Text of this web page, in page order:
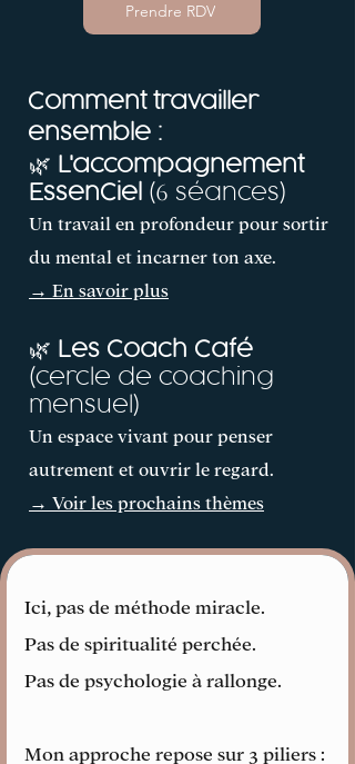
Prendre RDV
Comment travailler
ensemble :
🌿 L'accompagnement
EssenCiel (6 séances)
Un travail en profondeur pour sortir
du mental et incarner ton axe.
→ En savoir plus
🌿 Les Coach Café
(cercle de coaching
mensuel)
Un espace vivant pour penser
autrement et ouvrir le regard.
→ Voir les prochains thèmes
Ici, pas de méthode miracle.
Pas de spiritualité perchée.
Pas de psychologie à rallonge.
Mon approche repose sur 3 piliers :